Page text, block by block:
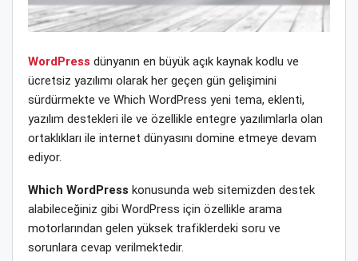
WordPress dünyanın en büyük açık kaynak kodlu ve
ücretsiz yazılımı olarak her geçen gün gelişimini
sürdürmekte ve Which WordPress yeni tema, eklenti,
yazılım destekleri ile ve özellikle entegre yazılımlarla olan
ortaklıkları ile internet dünyasını domine etmeye devam
ediyor.
Which WordPress konusunda web sitemizden destek
alabileceğiniz gibi WordPress için özellikle arama
motorlarından gelen yüksek trafiklerdeki soru ve
sorunlara cevap verilmektedir.